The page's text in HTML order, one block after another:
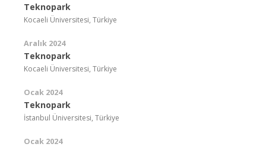
Teknopark
Kocaeli Üniversitesi, Türkiye
Aralık 2024
Teknopark
Kocaeli Üniversitesi, Türkiye
Ocak 2024
Teknopark
İstanbul Üniversitesi, Türkiye
Ocak 2024